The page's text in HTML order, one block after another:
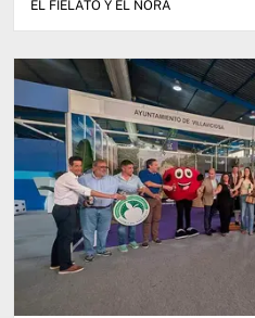
EL FIELATO Y EL NORA